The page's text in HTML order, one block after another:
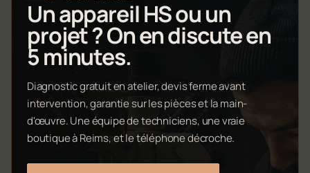
Un appareil HS ou un
projet ? On en discute en
5 minutes.
Diagnostic gratuit en atelier, devis ferme avant
intervention, garantie sur les pièces et la main-
d'œuvre. Une équipe de techniciens, une vraie
boutique à Reims, et le téléphone décroche.